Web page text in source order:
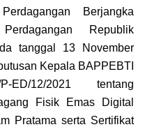
Berjangka
Republik
tanggal 13 November
Kepala BAPPEBTI
ED/12/2021 tentang
Fisik Emas Digital
Pratama serta Sertifikat